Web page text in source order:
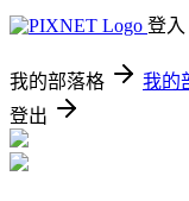
登入
我的部落格 我的
登出